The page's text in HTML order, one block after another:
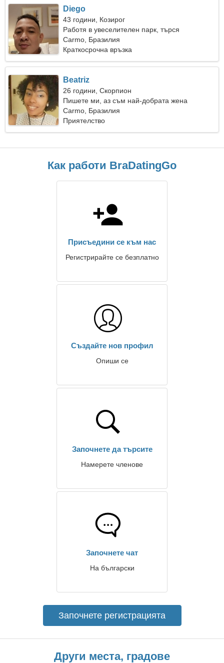
Diego
43 години, Козирог
Работя в увеселителен парк, търся
емоционална жена
Carmo, Бразилия
Краткосрочна връзка
Beatriz
26 години, Скорпион
Пишете ми, аз съм най-добрата жена
Carmo, Бразилия
Приятелство
Как работи BraDatingGo
Присъедини се към нас
Регистрирайте се безплатно
Създайте нов профил
Опиши се
Започнете да търсите
Намерете членове
Започнете чат
На български
Започнете регистрацията
Други места, градове